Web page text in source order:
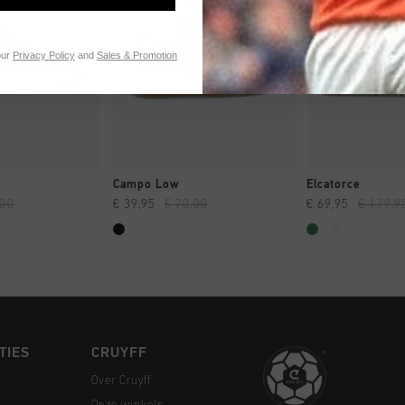
SNEL SHOPPEN
Campo Low
€ 39,95 € 70,00
SNEL
Elcatorce
€ 69,95 €
CRUYFF
Over Cruyff
Privacy Policy and Sales & Promotion